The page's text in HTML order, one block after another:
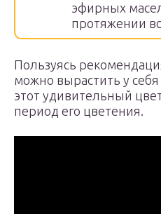
эфирных
протяжении
Пользуясь
можно вырастить у
этот удивительный
период его цветения.